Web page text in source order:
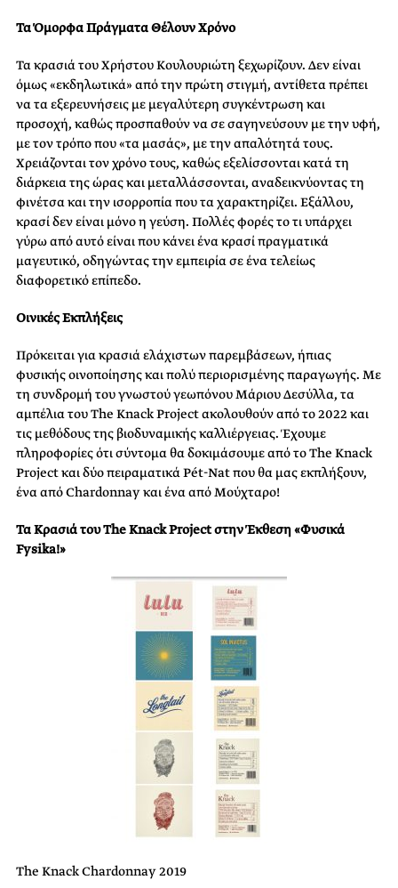
Τα Όμορφα Πράγματα Θέλουν Χρόνο
Τα κρασιά του Χρήστου Κουλουριώτη ξεχωρίζουν. Δεν είναι
όμως «εκδηλωτικά» από την πρώτη στιγμή, αντίθετα πρέπει
να τα εξερευνήσεις με μεγαλύτερη συγκέντρωση και
προσοχή, καθώς προσπαθούν να σε σαγηνεύσουν με την υφή,
με τον τρόπο που «τα μασάς», με την απαλότητά τους.
Χρειάζονται τον χρόνο τους, καθώς εξελίσσονται κατά τη
διάρκεια της ώρας και μεταλλάσσονται, αναδεικνύοντας τη
φινέτσα και την ισορροπία που τα χαρακτηρίζει. Εξάλλου,
κρασί δεν είναι μόνο η γεύση. Πολλές φορές το τι υπάρχει
γύρω από αυτό είναι που κάνει ένα κρασί πραγματικά
μαγευτικό, οδηγώντας την εμπειρία σε ένα τελείως
διαφορετικό επίπεδο.
Οινικές Εκπλήξεις
Πρόκειται για κρασιά ελάχιστων παρεμβάσεων, ήπιας
φυσικής οινοποίησης και πολύ περιορισμένης παραγωγής. Με
τη συνδρομή του γνωστού γεωπόνου Μάριου Δεσύλλα, τα
αμπέλια του The Knack Project ακολουθούν από το 2022 και
τις μεθόδους της βιοδυναμικής καλλιέργειας. Έχουμε
πληροφορίες ότι σύντομα θα δοκιμάσουμε από το The Knack
Project και δύο πειραματικά Pét-Nat που θα μας εκπλήξουν,
ένα από Chardonnay και ένα από Μούχταρο!
Τα Kρασιά του The Knack Project στην Έκθεση «Φυσικά
Fysika!»
The Knack Chardonnay 2019